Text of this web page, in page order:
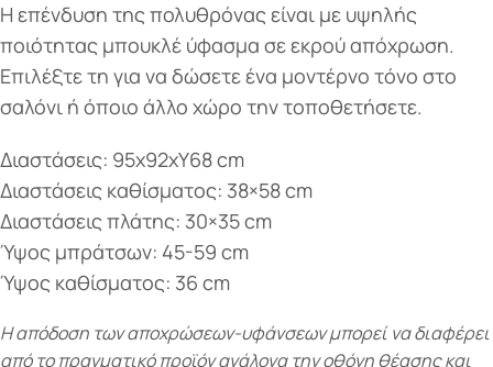
Η επένδυση της πολυθρόνας είναι με υψηλής
ποιότητας μπουκλέ ύφασμα σε εκρού απόχρωση.
Επιλέξτε τη για να δώσετε ένα μοντέρνο τόνο στο
σαλόνι ή όποιο άλλο χώρο την τοποθετήσετε.
Διαστάσεις: 95x92xΥ68 cm
Διαστάσεις καθίσματος: 38×58 cm
Διαστάσεις πλάτης: 30×35 cm
Ύψος μπράτσων: 45-59 cm
Ύψος καθίσματος: 36 cm
Η απόδοση των αποχρώσεων-υφάνσεων μπορεί να διαφέρει
από το πραγματικό προϊόν ανάλογα την οθόνη θέασης και